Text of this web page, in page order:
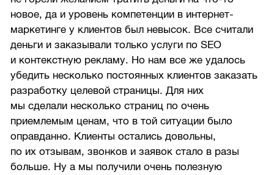
новое, да и уровень компетенции в интернет-
маркетинге у клиентов был невысок. Все считали
деньги и заказывали только услуги по SEO
и контекстную рекламу. Но нам все же удалось
убедить несколько постоянных клиентов заказать
разработку целевой страницы. Для них
мы сделали несколько страниц по очень
приемлемым ценам, что в той ситуации было
оправданно. Клиенты остались довольны,
по их отзывам, звонков и заявок стало в разы
больше. Ну а мы получили очень полезную